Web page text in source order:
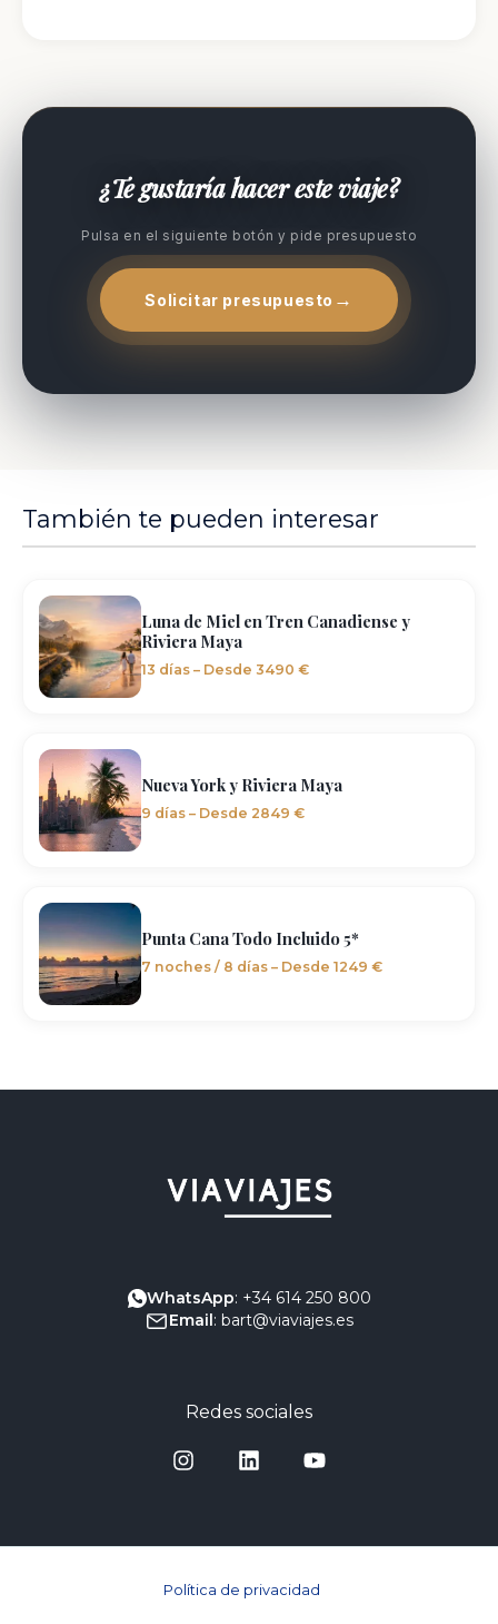
¿Te gustaría hacer este viaje?
Pulsa en el siguiente botón y pide presupuesto
Solicitar presupuesto
También te pueden interesar
Luna de Miel en Tren Canadiense y
Riviera Maya
13 días – Desde 3490 €
Nueva York y Riviera Maya
9 días – Desde 2849 €
Punta Cana Todo Incluido 5*
7 noches / 8 días – Desde 1249 €
WhatsApp: +34 614 250 800
Email : bart@viaviajes.es
Redes sociales
Política de privacidad